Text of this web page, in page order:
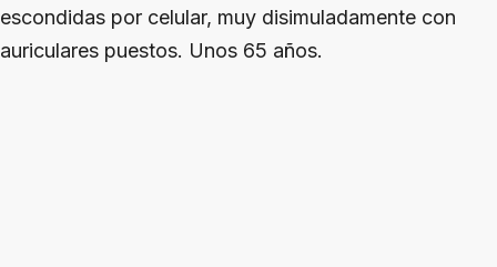
escondidas por celular, muy disimuladamente con
auriculares puestos. Unos 65 años.